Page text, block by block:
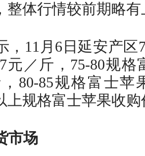
整体行情较前期略
，11月6日延安产
元／斤，75-80规
80-85规格富士苹
上规格富士苹果收
市场